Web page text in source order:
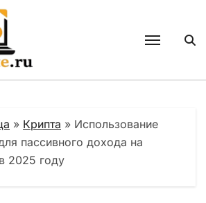
» Крипта » Использование
пассивного дохода на
2025 году